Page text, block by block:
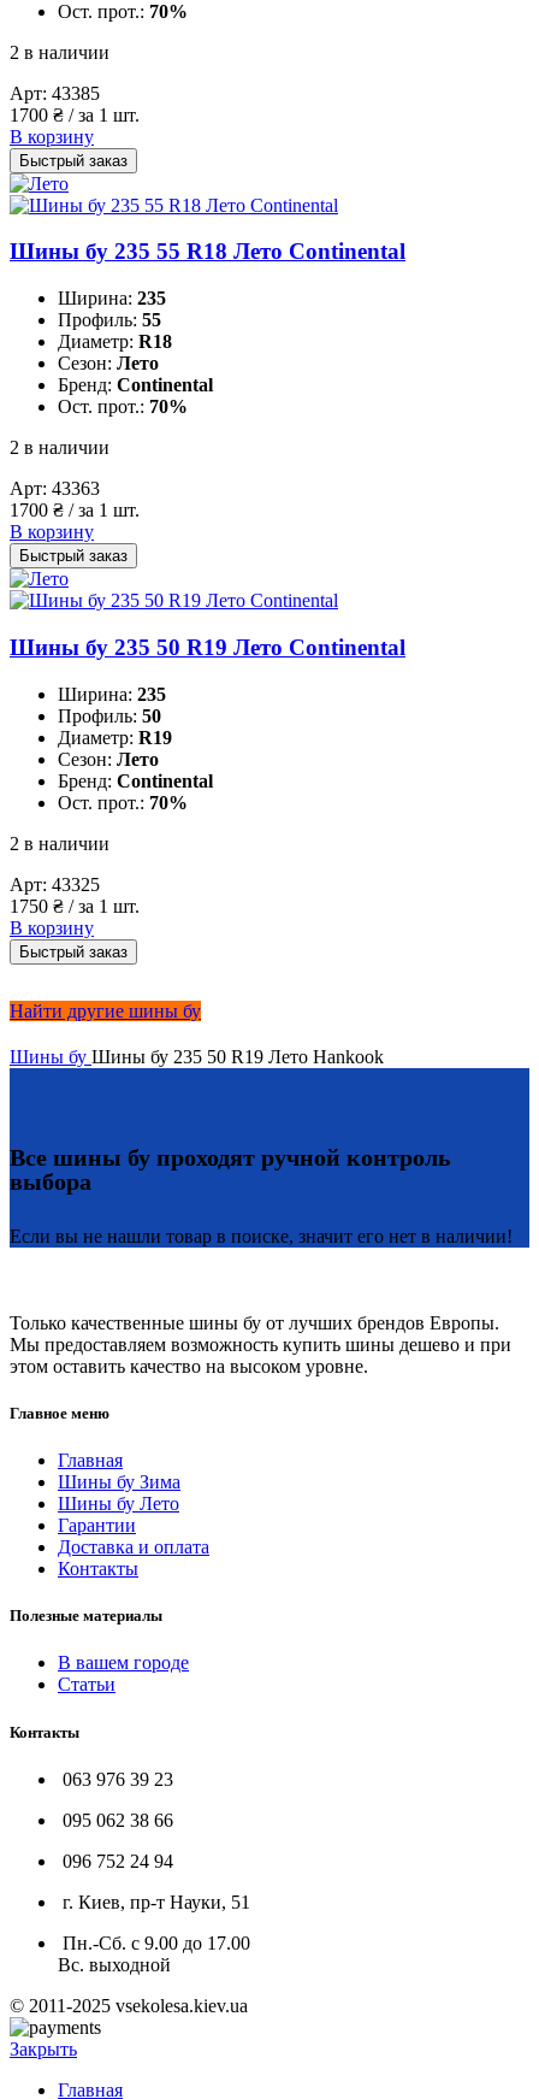
Ост. прот.: 70%
2 в наличии
Арт: 43385
1700 ₴ / за 1 шт.
В корзину
Быстрый заказ
Шины бу 235 55 R18 Лето Continental
Ширина: 235
Профиль: 55
Диаметр: R18
Сезон: Лето
Бренд: Continental
Ост. прот.: 70%
2 в наличии
Арт: 43363
1700 ₴ / за 1 шт.
В корзину
Быстрый заказ
Шины бу 235 50 R19 Лето Continental
Ширина: 235
Профиль: 50
Диаметр: R19
Сезон: Лето
Бренд: Continental
Ост. прот.: 70%
2 в наличии
Арт: 43325
1750 ₴ / за 1 шт.
В корзину
Быстрый заказ
Найти другие шины бу
Шины бу Шины бу 235 50 R19 Лето Hankook
Все шины бу проходят ручной контроль
выбора
Если вы не нашли товар в поиске, значит его нет в наличии!
Только качественные шины бу от лучших брендов Европы.
Мы предоставляем возможность купить шины дешево и при
этом оставить качество на высоком уровне.
Главное меню
Главная
Шины бу Зима
Шины бу Лето
Гарантии
Доставка и оплата
Контакты
Полезные материалы
В вашем городе
Статьи
Контакты
063 976 39 23
095 062 38 66
096 752 24 94
г. Киев, пр-т Науки, 51
Пн.-Сб. с 9.00 до 17.00
Вс. выходной
© 2011-2025 vsekolesa.kiev.ua
Закрыть
Главная